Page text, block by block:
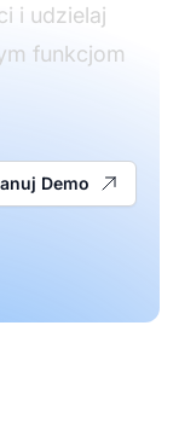
i udzielaj
funkcjom
Demo